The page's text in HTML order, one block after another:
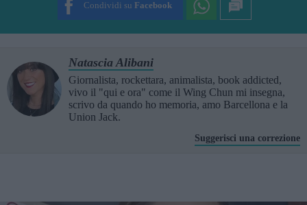
Condividi su Facebook
Natascia Alibani
Giornalista, rockettara, animalista, book addicted,
vivo il "qui e ora" come il Wing Chun mi insegna,
scrivo da quando ho memoria, amo Barcellona e la
Union Jack.
Suggerisci una correzione